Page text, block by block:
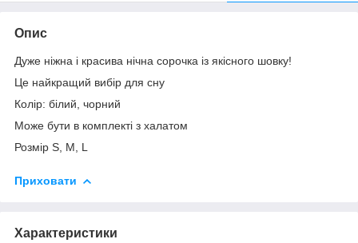
Опис
Дуже ніжна і красива нічна сорочка із якісного шовку!
Це найкращий вибір для сну
Колір: білий, чорний
Може бути в комплекті з халатом
Розмір S, M, L
Приховати
Характеристики